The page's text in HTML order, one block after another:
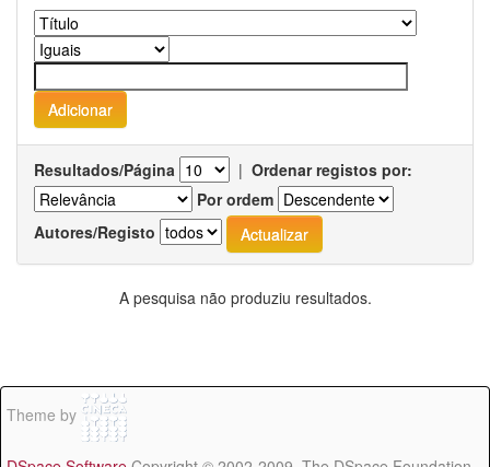
Resultados/Página | Ordenar registos por:
Por ordem
Autores/Registo
A pesquisa não produziu resultados.
Theme by